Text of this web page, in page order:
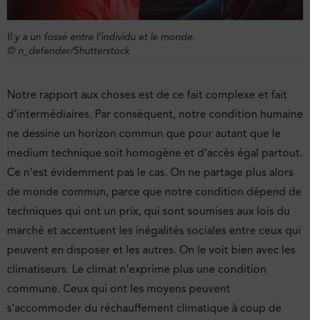
Il y a un fossé entre l’individu et le monde.
© n_defender/Shutterstock
Notre rapport aux choses est de ce fait complexe et fait
d’intermédiaires. Par conséquent, notre condition humaine
ne dessine un horizon commun que pour autant que le
medium technique soit homogène et d’accès égal partout.
Ce n’est évidemment pas le cas. On ne partage plus alors
de monde commun, parce que notre condition dépend de
techniques qui ont un prix, qui sont soumises aux lois du
marché et accentuent les inégalités sociales entre ceux qui
peuvent en disposer et les autres. On le voit bien avec les
climatiseurs. Le climat n’exprime plus une condition
commune. Ceux qui ont les moyens peuvent
s’accommoder du réchauffement climatique à coup de